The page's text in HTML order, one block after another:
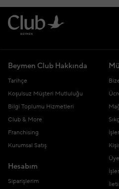
Beymen Club Hakkında
Tarihçe
Koşulsuz Müşteri Mutluluğu
Bilgi Toplumu Hizmetleri
Club & More
Franchising
Kurumsal Satış
Hesabım
Siparişlerim